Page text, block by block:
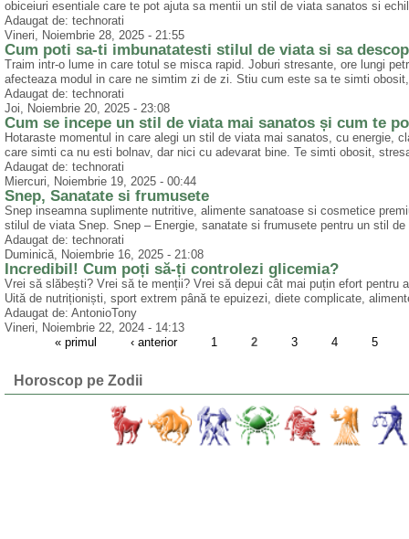
obiceiuri esentiale care te pot ajuta sa mentii un stil de viata sanatos si
Adaugat de: technorati
Vineri, Noiembrie 28, 2025 - 21:55
Cum poti sa-ti imbunatatesti stilul de viata si sa
Traim intr-o lume in care totul se misca rapid. Joburi stresante, ore lungi
afecteaza modul in care ne simtim zi de zi. Stiu cum este sa te simti
Adaugat de: technorati
Joi, Noiembrie 20, 2025 - 23:08
Cum se incepe un stil de viata mai sanatos și cum te
Hotaraste momentul in care alegi un stil de viata mai sanatos, cu energie,
care simti ca nu esti bolnav, dar nici cu adevarat bine. Te simti obosit,
Adaugat de: technorati
Miercuri, Noiembrie 19, 2025 - 00:44
Snep, Sanatate si frumusete
Snep inseamna suplimente nutritive, alimente sanatoase si cosmetice
stilul de viata Snep. Snep – Energie, sanatate si frumusete pentru un stil
Adaugat de: technorati
Duminică, Noiembrie 16, 2025 - 21:08
Incredibil! Cum poți să-ți controlezi glicemia?
Vrei să slăbești? Vrei să te menții? Vrei să depui cât mai puțin efort pentru
Uită de nutriționiști, sport extrem până te epuizezi, diete complicate,
Adaugat de: AntonioTony
Vineri, Noiembrie 22, 2024 - 14:13
« primul
‹ anterior 1 2 3 4 5
Horoscop pe Zodii